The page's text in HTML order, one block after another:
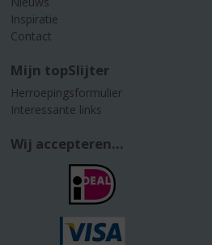
Inspiratie
Contact
Mijn topSlijter
Herroepingsformulier
Interessante links
Wij accepteren...